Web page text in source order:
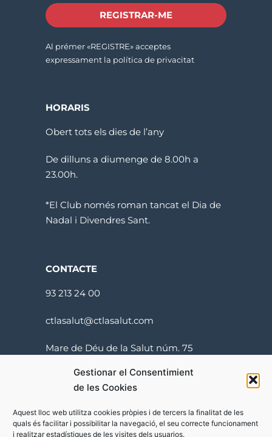
Gestionar el Consentimient
de les Cookies
Aquest lloc web utilitza cookies pròpies i de tercers la finalitat de les
quals és facilitar i possibilitar la navegació, el seu correcte funcionament
i realitzar estadístiques de les visites dels usuarios.
REGISTRAR-ME
Al prémer «REGISTRE» acceptes
expressament la política de privacitat
HORARIS
Obert tots els dies de l’any
De dilluns a diumenge de 8.00h a
23.00h.
*El Club només roman tancat el Dia de
Nadal i Divendres Sant.
CONTACTE
93 213 24 00
ctlasalut@ctlasalut.com
Mare de Déu de la Salut núm. 75